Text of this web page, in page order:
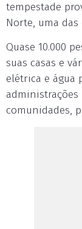
tempestade
Norte, uma
Quase 10.000
suas casas e
elétrica e água
administrações
comunidades,